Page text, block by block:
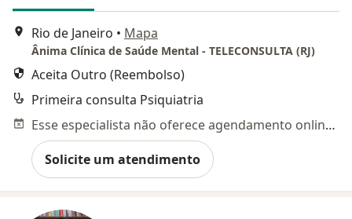
Rio de Janeiro • Mapa
Ânima Clínica de Saúde Mental - TELECONSULTA (RJ)
Aceita Outro (Reembolso)
Primeira consulta Psiquiatria
Esse especialista não oferece agendamento online para esse endereço.
Solicite um atendimento